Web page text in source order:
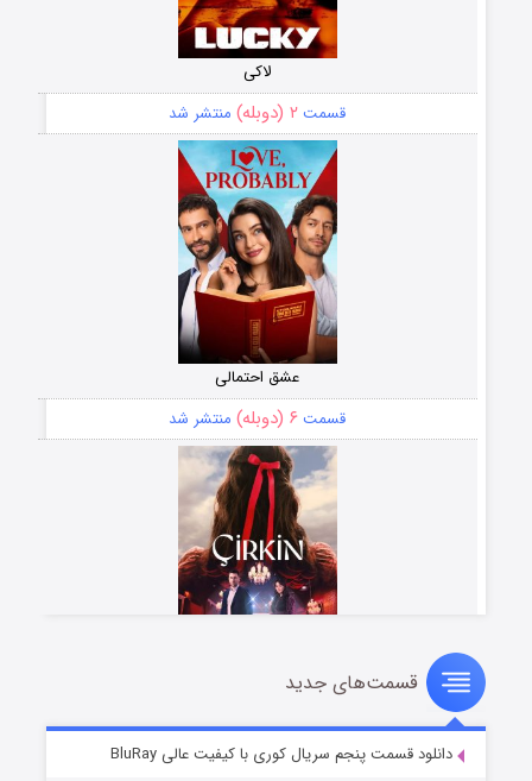
لاکی
قسمت ۲ (دوبله) منتشر شد
عشق احتمالی
قسمت ۶ (دوبله) منتشر شد
سریال زشت
قسمت۵ (زیرنویس) منتشر شد
قسمت‌های جدید
دانلود قسمت پنجم سریال کوری با کیفیت عالی BluRay